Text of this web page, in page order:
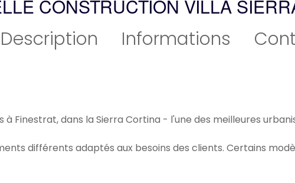
CONSTRUCTION VILLA
Description Informations
Finestrat, dans la Sierra Cortina - l'une des meilleures
différents adaptés aux besoins des clients. Certains